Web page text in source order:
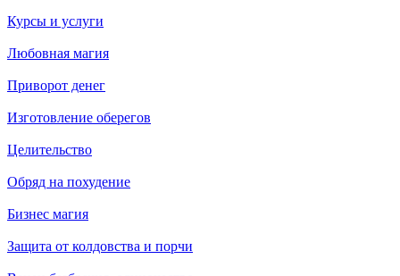
Курсы и услуги
Любовная магия
Приворот денег
Изготовление оберегов
Целительство
Обряд на похудение
Бизнес магия
Защита от колдовства и порчи